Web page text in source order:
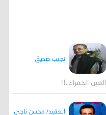
نجيب صديق
العين الحمراء..!!
العقيد/ محسن ناجي